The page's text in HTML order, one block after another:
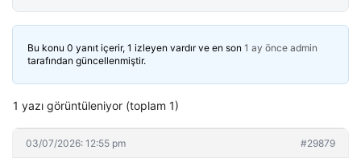
Bu konu 0 yanıt içerir, 1 izleyen vardır ve en son 1 ay önce admin
tarafından güncellenmiştir.
1 yazı görüntüleniyor (toplam 1)
03/07/2026: 12:55 pm #29879